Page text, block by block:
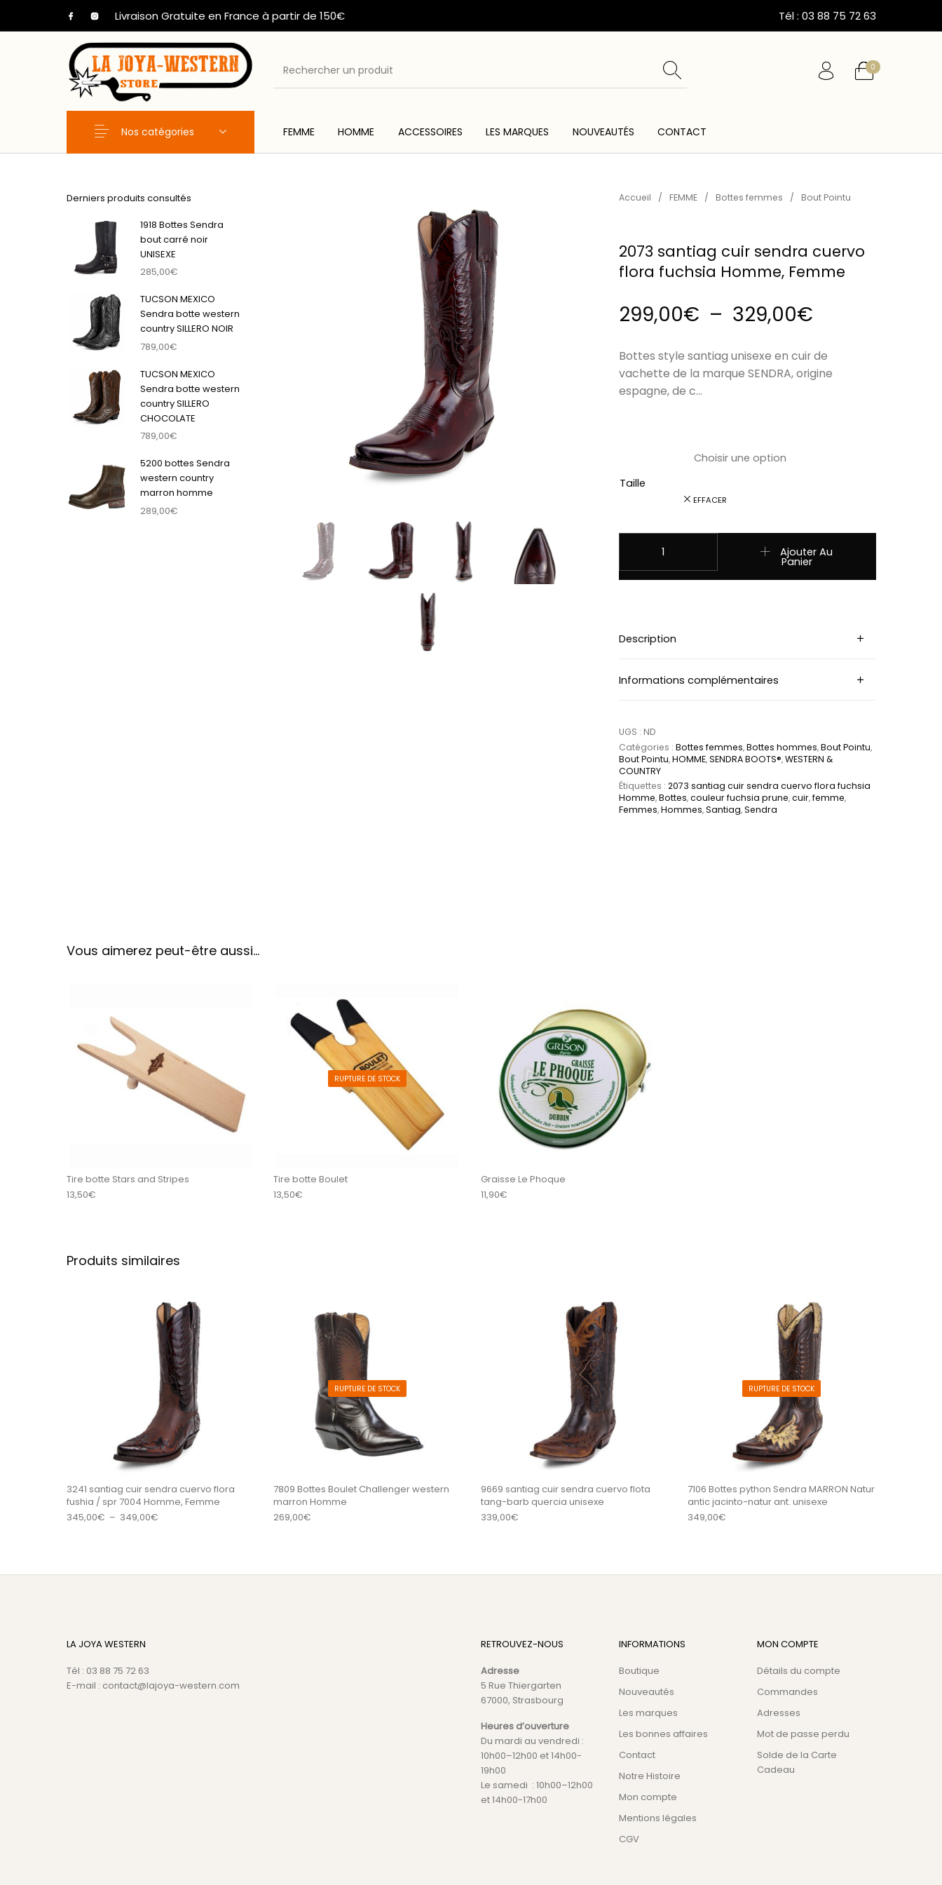
Livraison Gratuite en France à partir de 150€ Tél : 03 88 75 72 63
0
FEMME HOMME ACCESSOIRES LES MARQUES NOUVEAUTÉS CONTACT
Nos catégories
Derniers produits consultés
1918 Bottes Sendra
bout carré noir
UNISEXE
285,00€
TUCSON MEXICO
Sendra botte western
country SILLERO NOIR
789,00€
TUCSON MEXICO
Sendra botte western
country SILLERO
CHOCOLATE
789,00€
5200 bottes Sendra
western country
marron homme
289,00€
Accueil / FEMME / Bottes femmes / Bout Pointu
2073 santiag cuir sendra cuervo
flora fuchsia Homme, Femme
299,00€ – 329,00€Plage de
Bottes style santiag unisexe en cuir de
vachette de la marque SENDRA, origine
espagne, de c…
Taille
EFFACER
Ajouter Au
Panier
Description
Informations complémentaires
UGS : ND
Catégories : Bottes femmes,Bottes hommes,Bout Pointu,
Bout Pointu,HOMME,SENDRA BOOTS®,WESTERN &
COUNTRY
Étiquettes : 2073 santiag cuir sendra cuervo flora fuchsia
Homme,Bottes,couleur fuchsia prune,cuir,femme,
Femmes,Hommes,Santiag,Sendra
Vous aimerez peut-être aussi…
Tire botte Stars and Stripes
13,50€
RUPTURE DE STOCK
Tire botte Boulet
13,50€
Graisse Le Phoque
11,90€
Produits similaires
3241 santiag cuir sendra cuervo flora
fushia / spr 7004 Homme, Femme
345,00€ – 349,00€Plage de prix : 345,00€ à 349,00€
Ce produit a plusieurs variations. Les options peuvent être choisies sur la page du produit
RUPTURE DE STOCK
7809 Bottes Boulet Challenger western
marron Homme
269,00€
Ce produit a plusieurs variations. Les options peuvent être choisies sur la page du
9669 santiag cuir sendra cuervo flota
tang-barb quercia unisexe
339,00€
Ce produit a plusieurs variations. Les options
RUPTURE DE STOCK
7106 Bottes python Sendra MARRON Natur
antic jacinto-natur ant. unisexe
349,00€
LA JOYA WESTERN
Tél : 03 88 75 72 63
E-mail : contact@lajoya-western.com
RETROUVEZ-NOUS
Adresse
5 Rue Thiergarten
67000, Strasbourg
Heures d’ouverture
Du mardi au vendredi :
10h00–12h00 et 14h00-
19h00
Le samedi : 10h00–12h00
et 14h00-17h00
INFORMATIONS
Boutique
Nouveautés
Les marques
Les bonnes affaires
Contact
Notre Histoire
Mon compte
Mentions légales
CGV
MON COMPTE
Détails du compte
Commandes
Adresses
Mot de passe perdu
Solde de la Carte
Cadeau